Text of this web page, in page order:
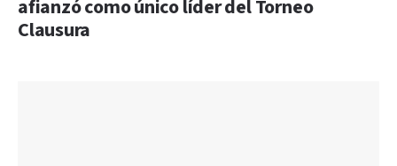
afianzó como único líder del Torneo
Clausura